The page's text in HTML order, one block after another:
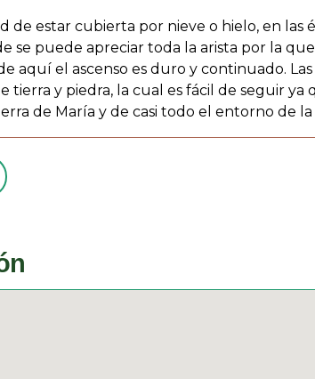
de estar cubierta por nieve o hielo, en las
puede apreciar toda la arista por la que
aquí el ascenso es duro y continuado. Las
y piedra, la cual es fácil de seguir ya
de María y de casi todo el entorno de la